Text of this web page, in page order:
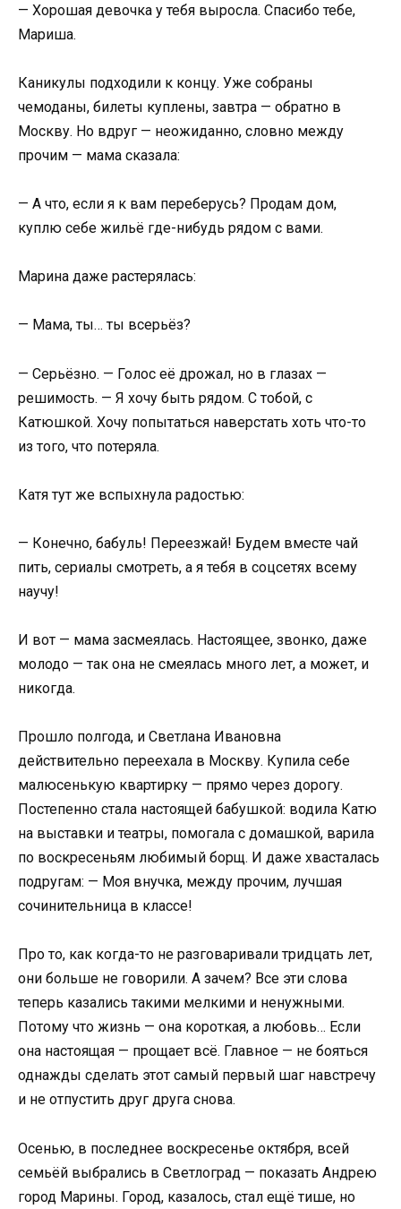
— Хорошая девочка у тебя выросла. Спасибо тебе,
Мариша.
Каникулы подходили к концу. Уже собраны
чемоданы, билеты куплены, завтра — обратно в
Москву. Но вдруг — неожиданно, словно между
прочим — мама сказала:
— А что, если я к вам переберусь? Продам дом,
куплю себе жильё где-нибудь рядом с вами.
Марина даже растерялась:
— Мама, ты… ты всерьёз?
— Серьёзно. — Голос её дрожал, но в глазах —
решимость. — Я хочу быть рядом. С тобой, с
Катюшкой. Хочу попытаться наверстать хоть что-то
из того, что потеряла.
Катя тут же вспыхнула радостью:
— Конечно, бабуль! Переезжай! Будем вместе чай
пить, сериалы смотреть, а я тебя в соцсетях всему
научу!
И вот — мама засмеялась. Настоящее, звонко, даже
молодо — так она не смеялась много лет, а может, и
никогда.
Прошло полгода, и Светлана Ивановна
действительно переехала в Москву. Купила себе
малюсенькую квартирку — прямо через дорогу.
Постепенно стала настоящей бабушкой: водила Катю
на выставки и театры, помогала с домашкой, варила
по воскресеньям любимый борщ. И даже хвасталась
подругам: — Моя внучка, между прочим, лучшая
сочинительница в классе!
Про то, как когда-то не разговаривали тридцать лет,
они больше не говорили. А зачем? Все эти слова
теперь казались такими мелкими и ненужными.
Потому что жизнь — она короткая, а любовь… Если
она настоящая — прощает всё. Главное — не бояться
однажды сделать этот самый первый шаг навстречу
и не отпустить друг друга снова.
Осенью, в последнее воскресенье октября, всей
семьёй выбрались в Светлоград — показать Андрею
город Марины. Город, казалось, стал ещё тише, но